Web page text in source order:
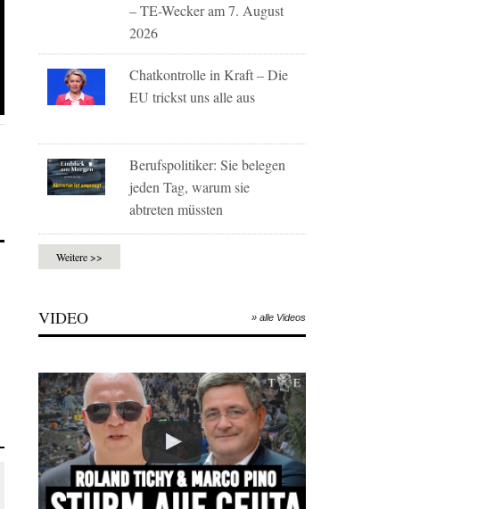
– TE-Wecker am 7. August
2026
Chatkontrolle in Kraft – Die
EU trickst uns alle aus
Berufspolitiker: Sie belegen
jeden Tag, warum sie
abtreten müssten
Weitere >>
VIDEO » alle Videos